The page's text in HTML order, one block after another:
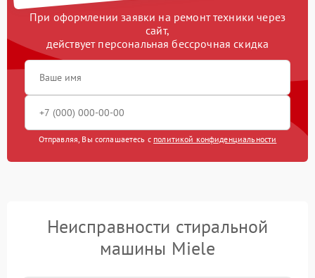
При оформлении заявки на ремонт техники через
сайт,
действует персональная бессрочная скидка
Отправляя, Вы соглашаетесь с политикой конфиденциальности
Неисправности стиральной
машины Miele